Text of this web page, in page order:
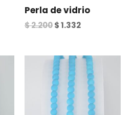
Perla de vidrio
$2.200$1.332